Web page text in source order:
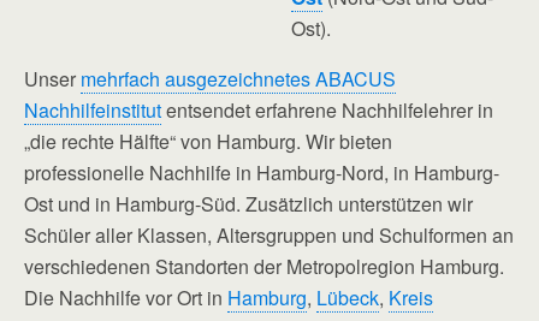
Ost).
Unser mehrfach ausgezeichnetes ABACUS
Nachhilfeinstitutentsendet erfahrene Nachhilfelehrer in
„die rechte Hälfte“ von Hamburg. Wir bieten
professionelle Nachhilfe in Hamburg-Nord, in Hamburg-
Ost und in Hamburg-Süd. Zusätzlich unterstützen wir
Schüler aller Klassen, Altersgruppen und Schulformen an
verschiedenen Standorten der Metropolregion Hamburg.
Die Nachhilfe vor Ort in Hamburg, Lübeck, Kreis